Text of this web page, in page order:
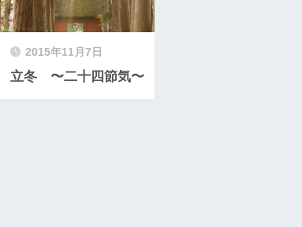
2015年11月7日
立冬 〜二十四節気〜